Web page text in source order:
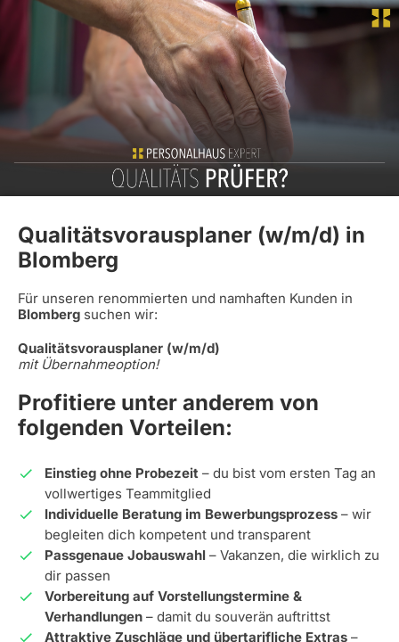
Qualitätsvorausplaner (w/m/d) in
Blomberg
Für unseren renommierten und namhaften Kunden in
Blomberg suchen wir:
Qualitätsvorausplaner (w/m/d)
mit Übernahmeoption!
Profitiere unter anderem von
folgenden Vorteilen:
Einstieg ohne Probezeit – du bist vom ersten Tag an
vollwertiges Teammitglied
Individuelle Beratung im Bewerbungsprozess – wir
begleiten dich kompetent und transparent
Passgenaue Jobauswahl – Vakanzen, die wirklich zu
dir passen
Vorbereitung auf Vorstellungstermine &
Verhandlungen – damit du souverän auftrittst
Attraktive Zuschläge und übertarifliche Extras –